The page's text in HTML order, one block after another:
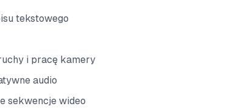
tekstowego
i pracę kamery
audio
sekwencje wideo